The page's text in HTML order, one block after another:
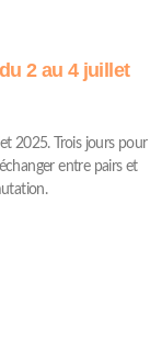
2 au 4 juillet
2025. Trois jours pour
entre pairs et